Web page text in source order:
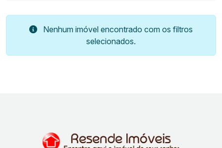
Nenhum imóvel encontrado com os filtros
selecionados.